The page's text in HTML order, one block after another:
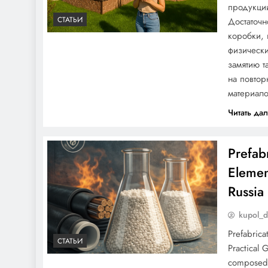
практический взгляд
инженера по логистике
Преобразование
пространства:
неочевидные аспекты
внутренней отделки
купольного дома
СТАТЬИ
коробки,
замятию
на
Читать
СТАТЬИ
Russia
Practical